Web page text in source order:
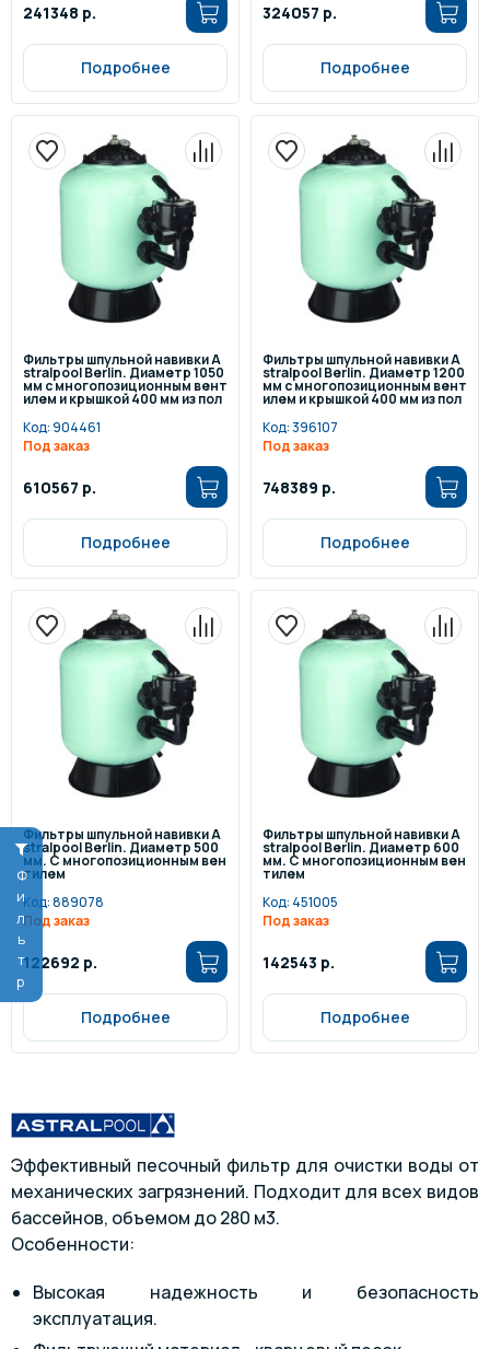
Фильтр
241348 р.
Подробнее
324057 р.
Подробнее
Фильтры шпульной навивки A
stralpool Berlin. Диаметр 1050
мм с многопозиционным вент
илем и крышкой 400 мм из пол
иэстера и FV
Код:904461
Под заказ
610567 р.
Подробнее
Фильтры шпульной навивки A
stralpool Berlin. Диаметр 1200
мм с многопозиционным вент
илем и крышкой 400 мм из пол
иэстера и FV
Код:396107
Под заказ
748389 р.
Подробнее
Фильтры шпульной навивки A
stralpool Berlin. Диаметр 500
мм. С многопозиционным вен
тилем
Код:889078
Под заказ
122692 р.
Подробнее
Фильтры шпульной навивки A
stralpool Berlin. Диаметр 600
мм. С многопозиционным вен
тилем
Код: 451005
Под заказ
142543 р.
Подробнее
Эффективный песочный фильтр для очистки воды от
механических загрязнений. Подходит для всех видов
бассейнов, объемом до 280 м3.
Особенности:
Высокая надежность и безопасность
эксплуатация.